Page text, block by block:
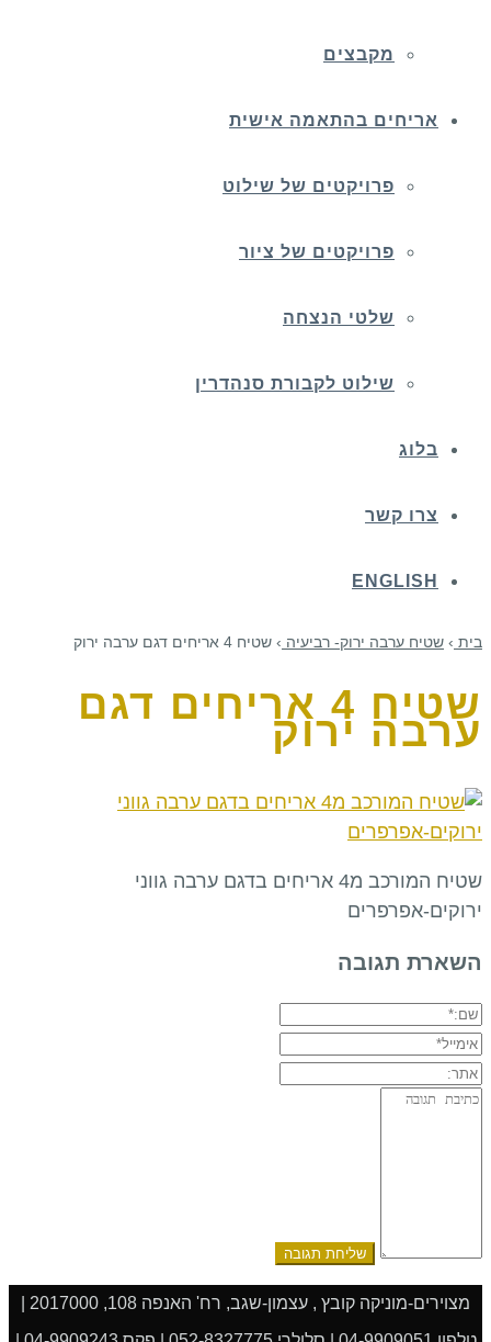
מקבצים
אריחים בהתאמה אישית
פרויקטים של שילוט
פרויקטים של ציור
שלטי הנצחה
שילוט לקבורת סנהדרין
בלוג
צרו קשר
ENGLISH
בית › שטיח ערבה ירוק- רביעיה › שטיח 4 אריחים דגם ערבה ירוק
שטיח 4 אריחים דגם
ערבה ירוק
שטיח המורכב מ4 אריחים בדגם ערבה גווני
ירוקים-אפרפרים
השארת תגובה
שם:*
אימייל*
אתר:
תגובה: